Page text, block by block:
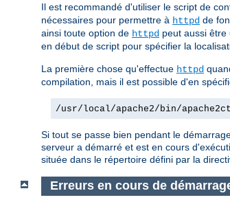
Il est recommandé d'utiliser le script de
nécessaires pour permettre à httpd de
ainsi toute option de httpd peut aussi être
en début de script pour spécifier la
La première chose qu'effectue httpd
compilation, mais il est possible d'en
/usr/local/apache2/bin/
Si tout se passe bien pendant le
serveur a démarré et est en cours
située dans le répertoire défini par la
Erreurs en cours de